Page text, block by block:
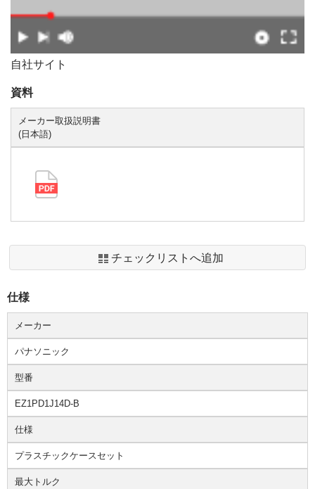
チェックリストへ追加
仕様
メーカー
パナソニック
型番
EZ1PD1J14D-B
仕様
プラスチックケースセット
最大トルク
自社サイト
資料
メーカー取扱説明書
(日本語)